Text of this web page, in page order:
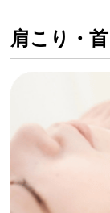
肩こり・